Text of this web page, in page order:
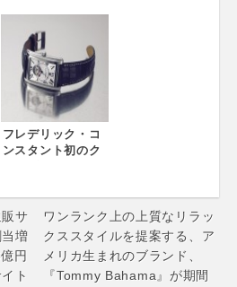
に、鮮やかなバー
ガンディーカラー
が新登場！
フレデリック・コ
ンスタント初のク
ムス ハウス 丸の
内”に登場
サ
増
円
ト
ワンランク上の上質なリラッ
クススタイルを提案する、ア
メリカ生まれのブランド、
『Tommy Bahama』が期間